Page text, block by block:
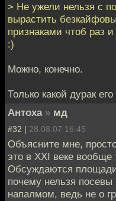
> Не ужели нельзя с
вырастить
признаками чтоб раз
:)
Можно, конечно.
Только какой дурак
Антоха » мд
#32 | 28.08.07 16:45
Объясните мне,
это в XXI веке вообще
Обсуждаются
почему нельзя
напалмом, ведь не о